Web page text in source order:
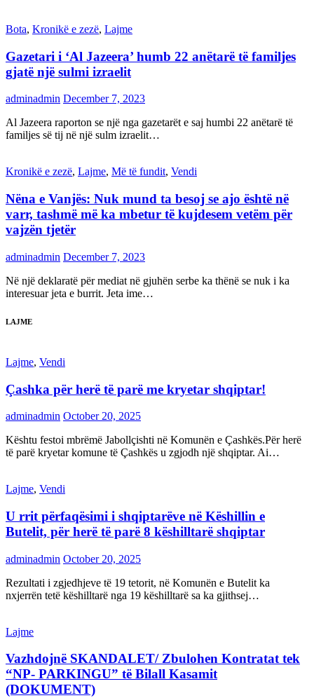
Bota, Kronikë e zezë, Lajme
Gazetari i ‘Al Jazeera’ humb 22 anëtarë të familjes
gjatë një sulmi izraelit
adminadmin December 7, 2023
Al Jazeera raporton se një nga gazetarët e saj humbi 22 anëtarë të
familjes së tij në një sulm izraelit…
Kronikë e zezë, Lajme, Më të fundit, Vendi
Nëna e Vanjës: Nuk mund ta besoj se ajo është në
varr, tashmë më ka mbetur të kujdesem vetëm për
vajzën tjetër
adminadmin December 7, 2023
Në një deklaratë për mediat në gjuhën serbe ka thënë se nuk i ka
interesuar jeta e burrit. Jeta ime…
LAJME
Lajme, Vendi
Çashka për herë të parë me kryetar shqiptar!
adminadmin October 20, 2025
Kështu festoi mbrëmë Jabollçishti në Komunën e Çashkës.Për herë
të parë kryetar komune të Çashkës u zgjodh një shqiptar. Ai…
Lajme, Vendi
U rrit përfaqësimi i shqiptarëve në Këshillin e
Butelit, për herë të parë 8 këshilltarë shqiptar
adminadmin October 20, 2025
Rezultati i zgjedhjeve të 19 tetorit, në Komunën e Butelit ka
nxjerrën tetë këshilltarë nga 19 këshilltarë sa ka gjithsej…
Lajme
Vazhdojnë SKANDALET/ Zbulohen Kontratat tek
“NP- PARKINGU” të Bilall Kasamit
(DOKUMENT)